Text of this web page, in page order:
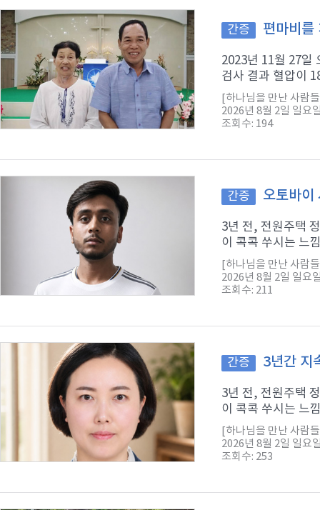
간증 편마비를
2023년 11월 27일
검사 결과 혈압이
[하나님을 만난 사람
2026년 8월 2일 일요
조회수: 194
간증 오토바이
3년 전, 전원주택
이 콕콕 쑤시는 느
[하나님을 만난 사람
2026년 8월 2일 일요
조회수: 211
간증 3년간 지
3년 전, 전원주택
이 콕콕 쑤시는 느
[하나님을 만난 사람
2026년 8월 2일 일요
조회수: 253